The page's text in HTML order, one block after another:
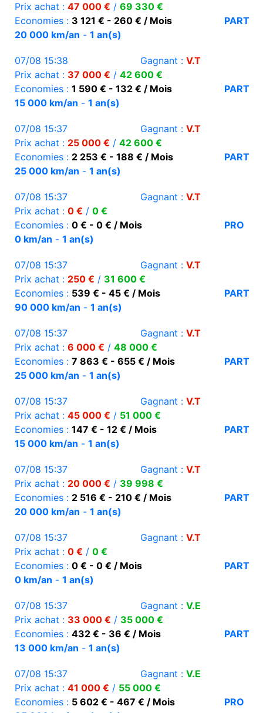
Prix achat : 47 000 € / 69 330 €
Economies : 3 121 € - 260 € / Mois
PART
20 000 km/an - 1 an(s)
07/08 15:38 Gagnant : V.T
Prix achat : 37 000 € / 42 600 €
Economies : 1 590 € - 132 € / Mois
PART
15 000 km/an - 1 an(s)
07/08 15:37 Gagnant : V.T
Prix achat : 25 000 € / 42 600 €
Economies : 2 253 € - 188 € / Mois
PART
25 000 km/an - 1 an(s)
07/08 15:37 Gagnant : V.T
Prix achat : 0 € / 0 €
Economies : 0 € - 0 € / Mois
PRO
0 km/an - 1 an(s)
07/08 15:37 Gagnant : V.T
Prix achat : 250 € / 31 600 €
Economies : 539 € - 45 € / Mois
PART
90 000 km/an - 1 an(s)
07/08 15:37 Gagnant : V.T
Prix achat : 6 000 € / 48 000 €
Economies : 7 863 € - 655 € / Mois
PART
25 000 km/an - 1 an(s)
07/08 15:37 Gagnant : V.T
Prix achat : 45 000 € / 51 000 €
Economies : 147 € - 12 € / Mois
PART
15 000 km/an - 1 an(s)
07/08 15:37 Gagnant : V.T
Prix achat : 20 000 € / 39 998 €
Economies : 2 516 € - 210 € / Mois
PART
20 000 km/an - 1 an(s)
07/08 15:37 Gagnant : V.T
Prix achat : 0 € / 0 €
Economies : 0 € - 0 € / Mois
PART
0 km/an - 1 an(s)
07/08 15:37 Gagnant : V.E
Prix achat : 33 000 € / 35 000 €
Economies : 432 € - 36 € / Mois
PART
13 000 km/an - 1 an(s)
07/08 15:37 Gagnant : V.E
Prix achat : 41 000 € / 55 000 €
Economies : 5 602 € - 467 € / Mois
PRO